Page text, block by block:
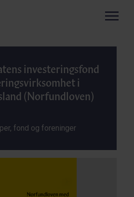
Menu
investeringsfond
i
(Norfundloven)